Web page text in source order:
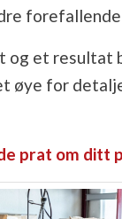
et resultat
øye for
prat om ditt